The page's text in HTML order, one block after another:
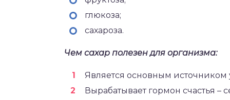
глюкоза;
сахароза.
Чем сахар полезен для организма:
Является основным источником
Вырабатывает гормон счастья –